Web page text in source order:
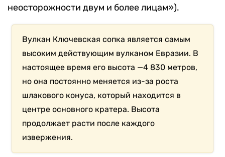
неосторожности двум и более лицам»).
Вулкан Ключевская сопка является самым
высоким действующим вулканом Евразии. В
настоящее время его высота —4 830 метров,
но она постоянно меняется из-за роста
шлакового конуса, который находится в
центре основного кратера. Высота
продолжает расти после каждого
извержения.